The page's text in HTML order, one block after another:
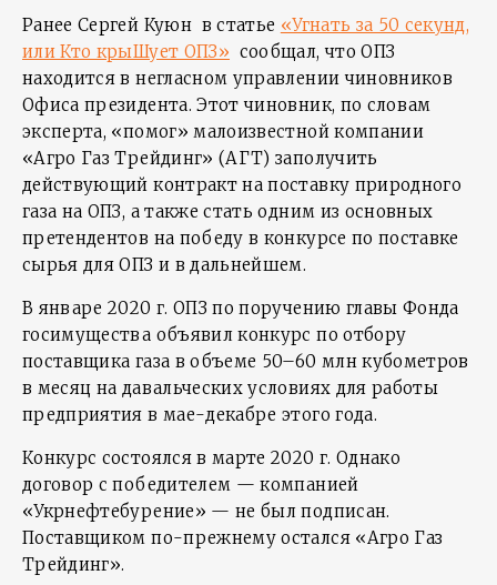
Ранее Сергей Куюн в статье «Угнать за 50 секунд,
или Кто крыШует ОПЗ» сообщал, что ОПЗ
находится в негласном управлении чиновников
Офиса президента. Этот чиновник, по словам
эксперта, «помог» малоизвестной компании
«Агро Газ Трейдинг» (АГТ) заполучить
действующий контракт на поставку природного
газа на ОПЗ, а также стать одним из основных
претендентов на победу в конкурсе по поставке
сырья для ОПЗ и в дальнейшем.
В январе 2020 г. ОПЗ по поручению главы Фонда
госимущества объявил конкурс по отбору
поставщика газа в объеме 50–60 млн кубометров
в месяц на давальческих условиях для работы
предприятия в мае-декабре этого года.
Конкурс состоялся в марте 2020 г. Однако
договор с победителем — компанией
«Укрнефтебурение» — не был подписан.
Поставщиком по-прежнему остался «Агро Газ
Трейдинг».